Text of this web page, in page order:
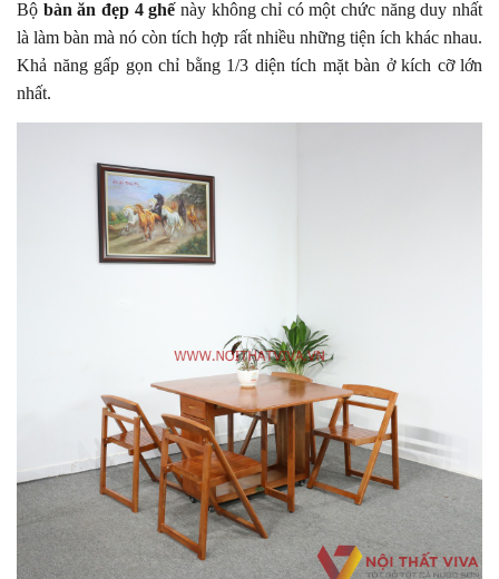
Bộ bàn ăn đẹp 4 ghếnày không chỉ có một chức năng duy nhất
là làm bàn mà nó còn tích hợp rất nhiều những tiện ích khác nhau.
Khả năng gấp gọn chỉ bằng 1/3 diện tích mặt bàn ở kích cỡ lớn
nhất.